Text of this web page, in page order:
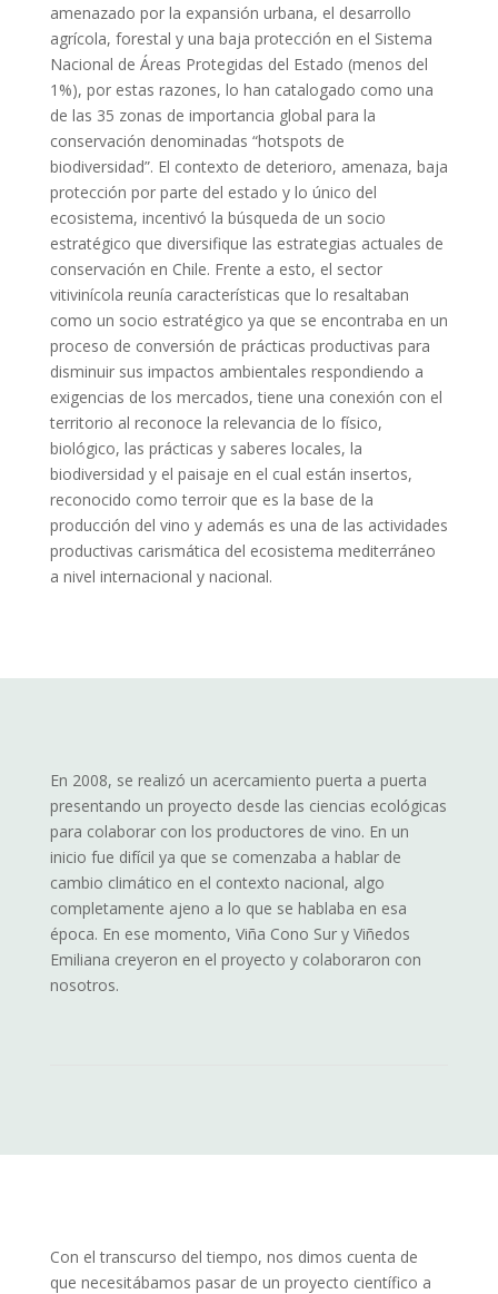
amenazado por la expansión urbana, el desarrollo
agrícola, forestal y una baja protección en el Sistema
Nacional de Áreas Protegidas del Estado (menos del
1%), por estas razones, lo han catalogado como una
de las 35 zonas de importancia global para la
conservación denominadas “hotspots de
biodiversidad”. El contexto de deterioro, amenaza, baja
protección por parte del estado y lo único del
ecosistema, incentivó la búsqueda de un socio
estratégico que diversifique las estrategias actuales de
conservación en Chile. Frente a esto, el sector
vitivinícola reunía características que lo resaltaban
como un socio estratégico ya que se encontraba en un
proceso de conversión de prácticas productivas para
disminuir sus impactos ambientales respondiendo a
exigencias de los mercados, tiene una conexión con el
territorio al reconoce la relevancia de lo físico,
biológico, las prácticas y saberes locales, la
biodiversidad y el paisaje en el cual están insertos,
reconocido como terroir que es la base de la
producción del vino y además es una de las actividades
productivas carismática del ecosistema mediterráneo
a nivel internacional y nacional.
En 2008, se realizó un acercamiento puerta a puerta
presentando un proyecto desde las ciencias ecológicas
para colaborar con los productores de vino. En un
inicio fue difícil ya que se comenzaba a hablar de
cambio climático en el contexto nacional, algo
completamente ajeno a lo que se hablaba en esa
época. En ese momento, Viña Cono Sur y Viñedos
Emiliana creyeron en el proyecto y colaboraron con
nosotros.
Con el transcurso del tiempo, nos dimos cuenta de
que necesitábamos pasar de un proyecto científico a